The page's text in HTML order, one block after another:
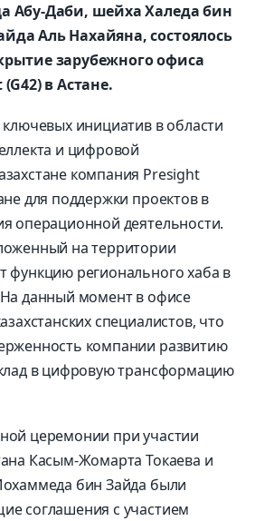
Абу-Даби, шейха Халеда бин
Аль Нахайяна, состоялось
зарубежного офиса
(G42) в Астане.
инициатив в области
и цифровой
компания Presight
для поддержки проектов в
операционной деятельности.
на территории
функцию регионального хаба в
данный момент в офисе
специалистов, что
компании развитию
в цифровую трансформацию
церемонии при участии
Касым-Жомарта Токаева и
бин Зайда были
соглашения с участием